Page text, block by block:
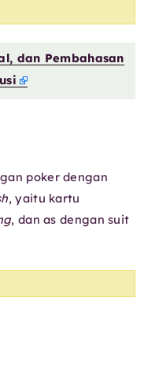
dan Pembahasan
poker dengan
, yaitu kartu
, dan as dengan suit